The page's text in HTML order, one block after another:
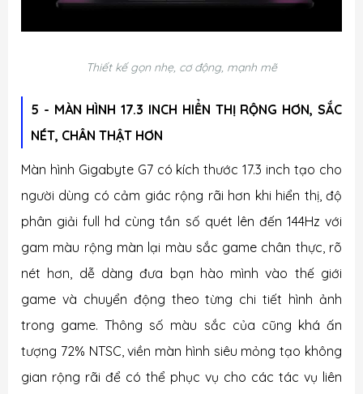
Thiết kế gọn nhẹ, cơ động, mạnh mẽ
5 - MÀN HÌNH 17.3 INCH HIỂN THỊ RỘNG HƠN, SẮC
NÉT, CHÂN THẬT HƠN
Màn hình Gigabyte G7 có kích thước 17.3 inch tạo cho
người dùng có cảm giác rộng rãi hơn khi hiển thị, độ
phân giải full hd cùng tần số quét lên đến 144Hz với
gam màu rộng màn lại màu sắc game chân thực, rõ
nét hơn, dễ dàng đưa bạn hào mình vào thế giới
game và chuyển động theo từng chi tiết hình ảnh
trong game. Thông số màu sắc của cũng khá ấn
tượng 72% NTSC, viền màn hình siêu mỏng tạo không
gian rộng rãi để có thể phục vụ cho các tác vụ liên